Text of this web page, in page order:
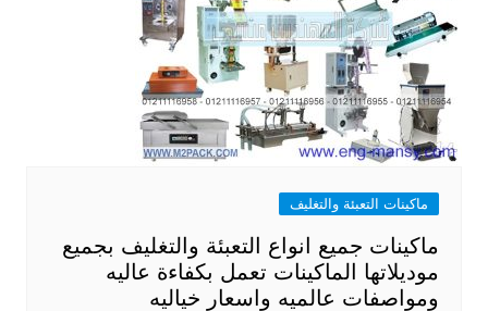
ماكينات التعبئة والتغليف
ماكينات جميع انواع التعبئة والتغليف بجميع
موديلاتها الماكينات تعمل بكفاءة عاليه
ومواصفات عالميه واسعار خياليه